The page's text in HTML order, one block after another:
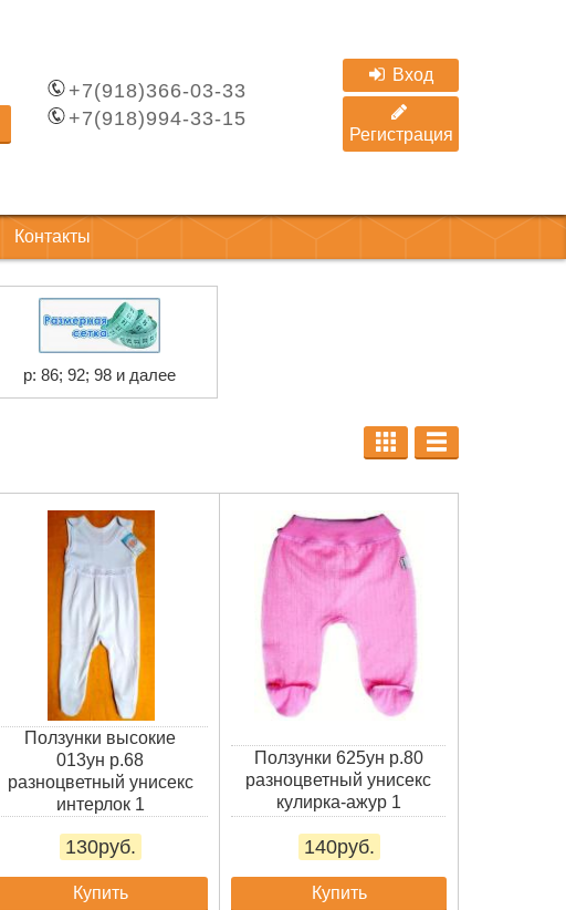
+7(918)366-03-33
+7(918)994-33-15
Вход
Регистрация
Контакты
р: 86; 92; 98 и далее
Ползунки высокие
013ун р.68
разноцветный унисекс
интерлок 1
130руб.
Купить
Ползунки 625ун р.80
разноцветный унисекс
кулирка-ажур 1
140руб.
Купить